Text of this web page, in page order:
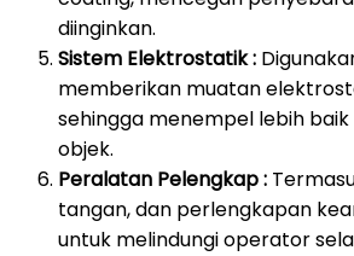
diinginkan.
Sistem Elektrostatik :
memberikan muatan
sehingga menempel lebih
objek.
Peralatan Pelengkap :
tangan, dan perlengkapan
untuk melindungi operator